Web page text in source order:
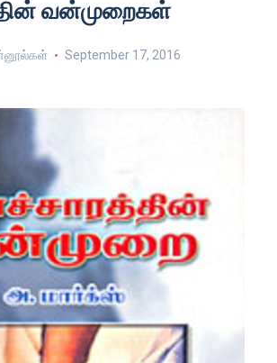
வன்முறைகள்
September 17, 2016